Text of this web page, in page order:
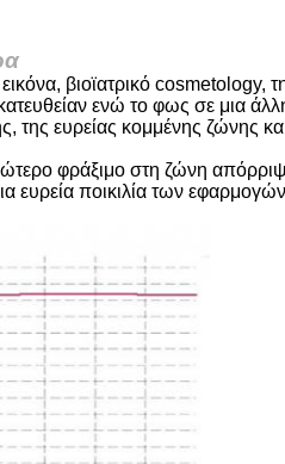
βιοϊατρικό cosmetology,
ενώ το φως σε μια
ευρείας κομμένης ζώνης
φράξιμο στη ζώνη
ευρεία ποικιλία των